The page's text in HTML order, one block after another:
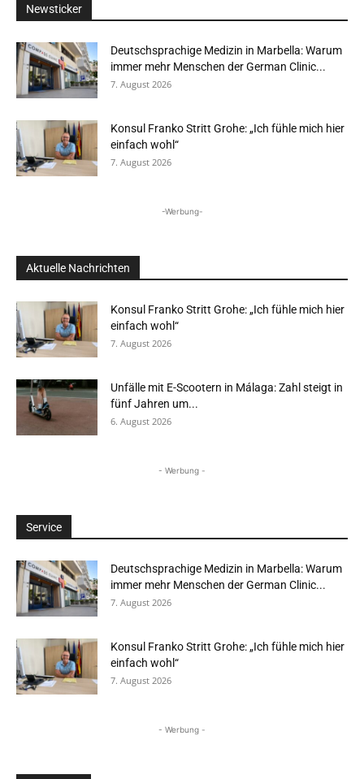
Newsticker
Deutschsprachige Medizin in Marbella: Warum
immer mehr Menschen der German Clinic...
7. August 2026
Konsul Franko Stritt Grohe: „Ich fühle mich hier
einfach wohl“
7. August 2026
-Werbung-
Aktuelle Nachrichten
Konsul Franko Stritt Grohe: „Ich fühle mich hier
einfach wohl“
7. August 2026
Unfälle mit E-Scootern in Málaga: Zahl steigt in
fünf Jahren um...
6. August 2026
- Werbung -
Service
Deutschsprachige Medizin in Marbella: Warum
immer mehr Menschen der German Clinic...
7. August 2026
Konsul Franko Stritt Grohe: „Ich fühle mich hier
einfach wohl“
7. August 2026
- Werbung -